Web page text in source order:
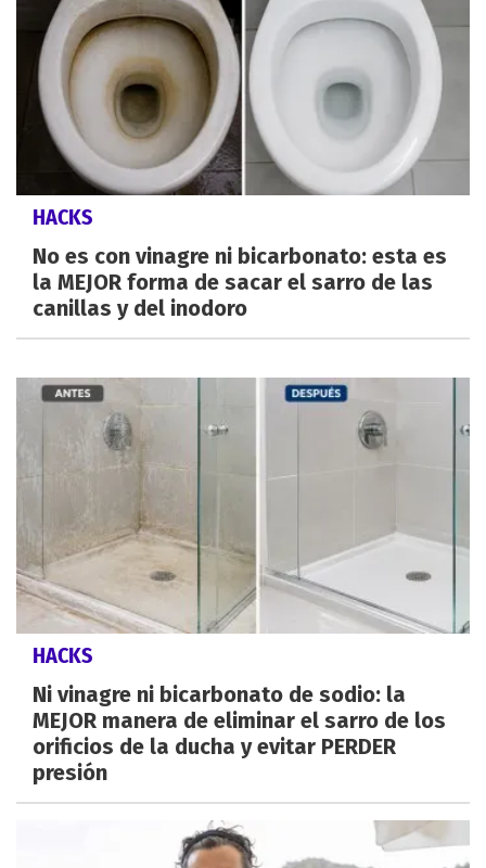
HACKS
No es con vinagre ni bicarbonato: esta es
la MEJOR forma de sacar el sarro de las
canillas y del inodoro
HACKS
Ni vinagre ni bicarbonato de sodio: la
MEJOR manera de eliminar el sarro de los
orificios de la ducha y evitar PERDER
presión